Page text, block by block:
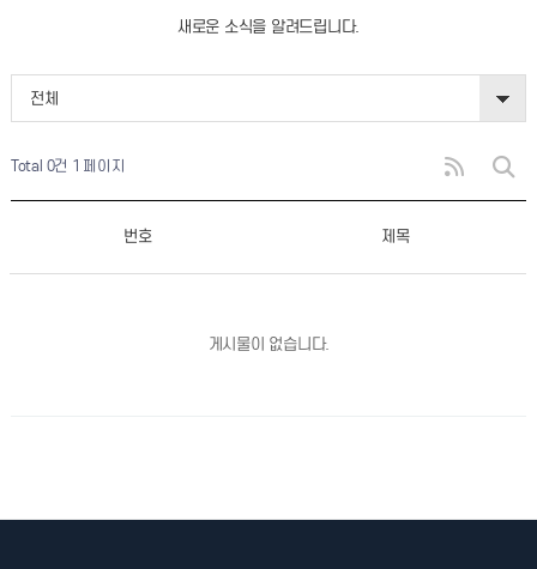
새로운 소식을 알려드립니다.
전체
Total 0건 1 페이지
번호 제목
게시물이 없습니다.